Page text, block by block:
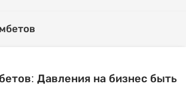
Давления на бизнес быть